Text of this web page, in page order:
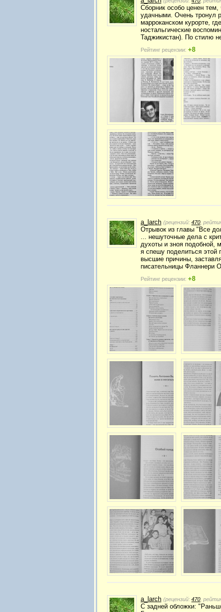
Сборник особо ценен
удачными. Очень тронул
марроканском курорте,
ностальгические
Таджикистан). По стилю
Рейтинг рецензии: +8
a_larch (рецензий: 470 ,
Отрывок из главы "Все
... нешуточные дела с
духоты и зноя подобной,
я спешу поделиться
высшие причины,
писательницы Фланнери
Рейтинг рецензии: +8
a_larch (рецензий: 470 ,
С задней обложки: